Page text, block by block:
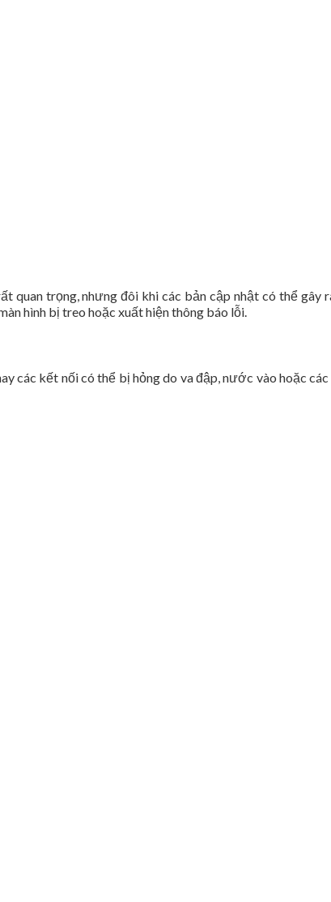
quan trọng, nhưng đôi khi các bản cập nhật có thể gây
hình bị treo hoặc xuất hiện thông báo lỗi.
các kết nối có thể bị hỏng do va đập, nước vào hoặc